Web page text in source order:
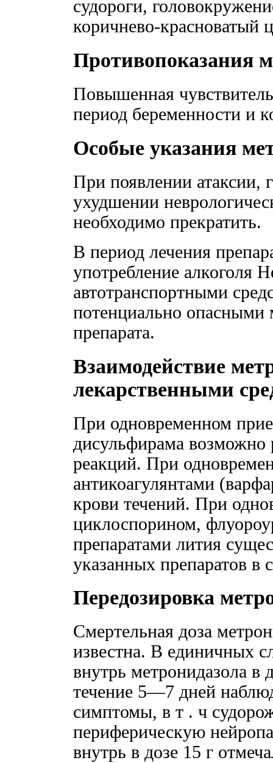
судороги,
коричнево-красноватый
Противопоказания
Повышенная
период беременности и
Особые указания
При появлении атаксии,
ухудшении
необходимо прекратить.
В период лечения
употребление алкоголя
автотранспортными
потенциально опасными
препарата.
Взаимодействие
лекарственными
При одновременном
дисульфирама возможно
реакций. При
антикоагулянтами
крови течений. При
циклоспорином,
препаратами лития
указанных препаратов в
Передозировка
Смертельная доза
известна. В единичных
внутрь метронидазола в
течение 5—7 дней
симптомы, в т . ч
периферическую
внутрь в дозе 15 г